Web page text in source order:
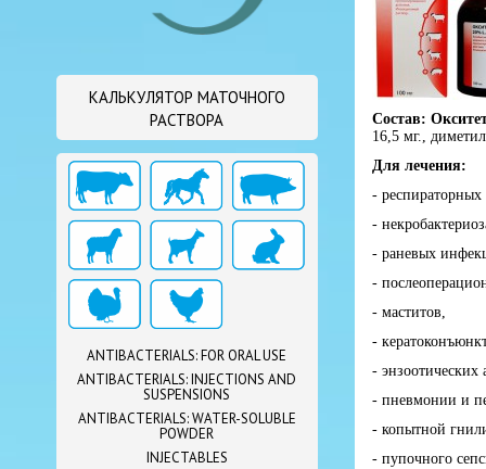
КАЛЬКУЛЯТОР МАТОЧНОГО
РАСТВОРА
ANTIBACTERIALS: FOR ORAL USE
ANTIBACTERIALS: INJECTIONS AND
SUSPENSIONS
ANTIBACTERIALS: WATER-SOLUBLE
POWDER
INJECTABLES
Состав:
16,5 мг.,
Для лечения:
-
-
- раневых
-
- маститов,
-
- энзоотических
- пневмонии и
- копытной
- пупочного